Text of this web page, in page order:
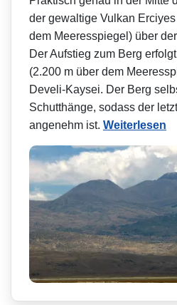
der gewaltige Vulkan
dem Meeresspiegel) über
Der Aufstieg zum Berg
(2.200 m über dem
Develi-Kaysei. Der Berg
Schutthänge, sodass der
angenehm ist. Weiterlesen